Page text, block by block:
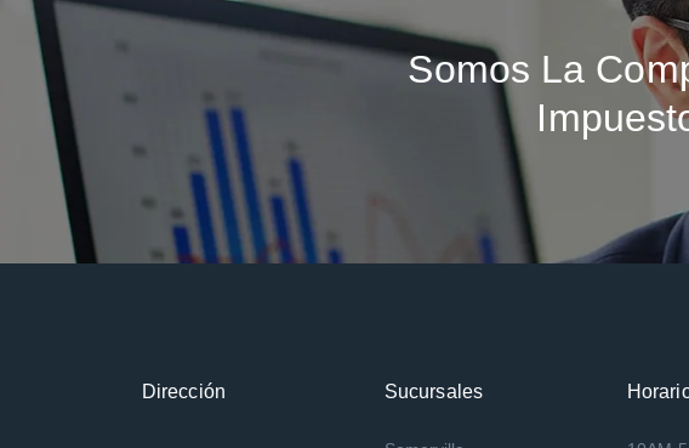
Somos La
Dirección Sucursales